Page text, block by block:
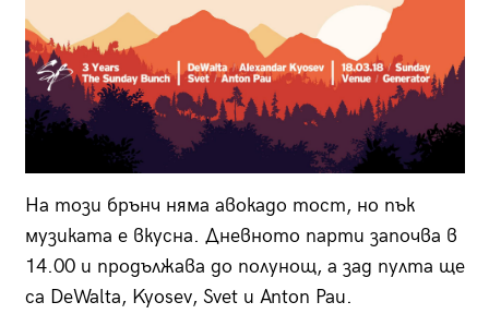
На този брънч няма авокадо тост, но пък
музиката е вкусна. Дневното парти започва в
14.00 и продължава до полунощ, а зад пулта ще
са DeWalta, Kyosev, Svet и Anton Pau.